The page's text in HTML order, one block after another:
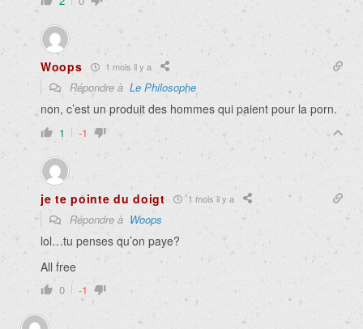
Woops 1 mois il y a
Répondre à Le Philosophe
non, c’est un produit des hommes qui paient pour la porn.
1 -1
je te pointe du doigt 1 mois il y a
Répondre à Woops
lol…tu penses qu’on paye?
All free
0 -1